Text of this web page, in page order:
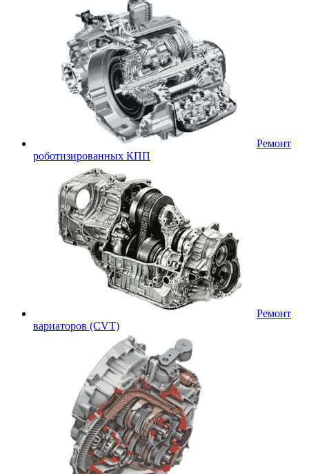
Ремонт
роботизированных КПП
Ремонт
вариаторов (CVT)